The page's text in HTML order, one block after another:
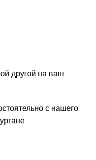
другой на ваш
с нашего